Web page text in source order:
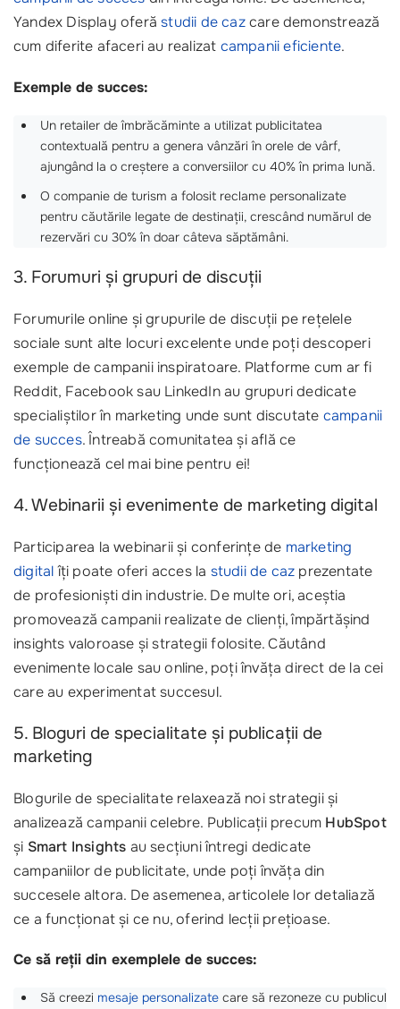
Yandex Display oferăstudii de cazcare demonstrează
cum diferite afaceri au realizat campanii eficiente.
Exemple de succes:
Un retailer de îmbrăcăminte a utilizat publicitatea
contextuală pentru a genera vânzări în orele de vârf,
ajungând la o creștere a conversiilor cu 40% în prima lună.
O companie de turism a folosit reclame personalizate
pentru căutările legate de destinații, crescând numărul de
rezervări cu 30% în doar câteva săptămâni.
3. Forumuri și grupuri de discuții
Forumurile online și grupurile de discuții pe rețelele
sociale sunt alte locuri excelente unde poți descoperi
exemple de campanii inspiratoare. Platforme cum ar fi
Reddit, Facebook sau LinkedIn au grupuri dedicate
specialiștilor în marketing unde sunt discutate campanii
de succes. Întreabă comunitatea și află ce
funcționează cel mai bine pentru ei!
4. Webinarii și evenimente de marketing digital
Participarea la webinarii și conferințe de marketing
digitalîți poate oferi acces la studii de caz prezentate
de profesioniști din industrie. De multe ori, aceștia
promovează campanii realizate de clienți, împărtășind
insights valoroase și strategii folosite. Căutând
evenimente locale sau online, poți învăța direct de la cei
care au experimentat succesul.
5. Bloguri de specialitate și publicații de
marketing
Blogurile de specialitate relaxează noi strategii și
analizează campanii celebre. Publicații precum HubSpot
și Smart Insights au secțiuni întregi dedicate
campaniilor de publicitate, unde poți învăța din
succesele altora. De asemenea, articolele lor detaliază
ce a funcționat și ce nu, oferind lecții prețioase.
Ce să reții din exemplele de succes:
Să creezi mesaje personalizate care să rezoneze cu publicul